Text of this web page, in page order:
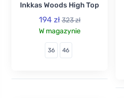
Inkkas Woods High Top
194 zł 323 zł
W magazynie
36 46